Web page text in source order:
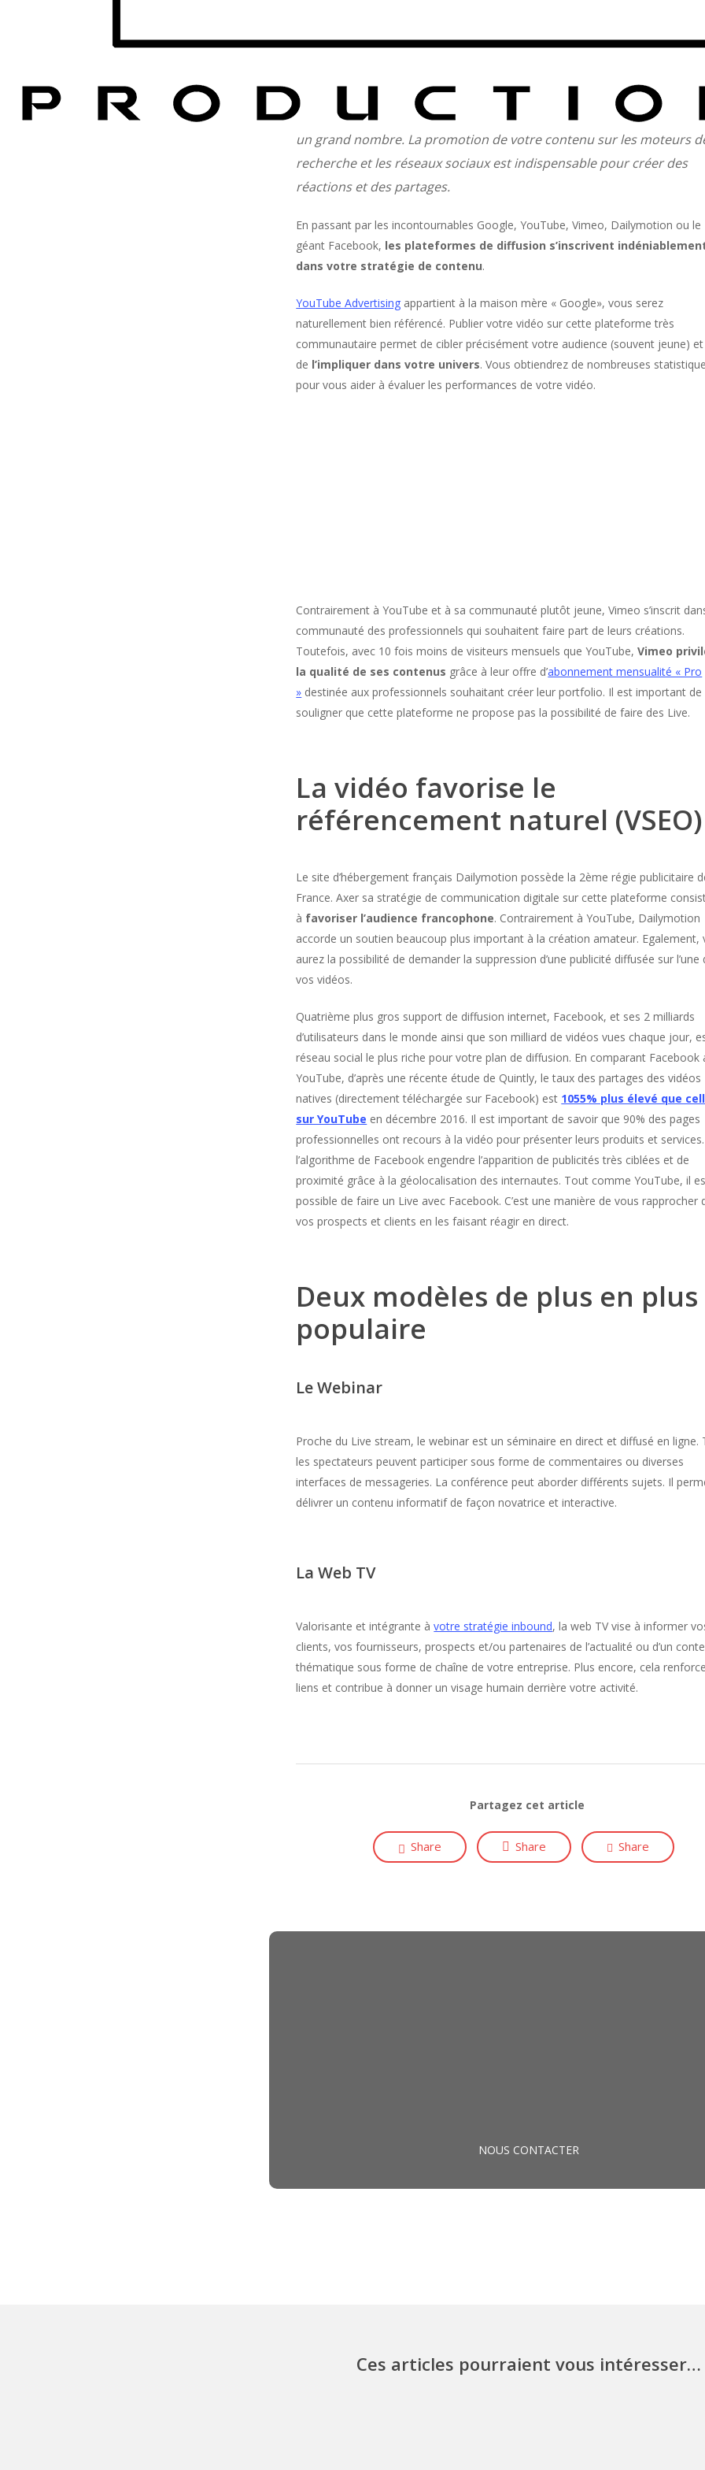
Pour que votre vidéo remplisse tous vos objectifs, elle doit être vue
un grand nombre. La promotion de votre contenu sur les moteurs
recherche et les réseaux sociaux est indispensable pour créer des
réactions et des partages.
En passant par les incontournables Google, YouTube, Vimeo, Dailymotion ou le
géant Facebook, les plateformes de diffusion s’inscrivent
dans votre stratégie de contenu.
YouTube Advertising appartient à la maison mère « Google», vous serez
naturellement bien référencé. Publier votre vidéo sur cette plateforme très
communautaire permet de cibler précisément votre audience (souvent jeune) et
de l’impliquer dans votre univers. Vous obtiendrez de nombreuses
pour vous aider à évaluer les performances de votre vidéo.
Contrairement à YouTube et à sa communauté plutôt jeune, Vimeo s’inscrit
communauté des professionnels qui souhaitent faire part de leurs créations.
Toutefois, avec 10 fois moins de visiteurs mensuels que YouTube,Vimeo
la qualité de ses contenus grâce à leur offre d’abonnement mensualité « Pro
» destinée aux professionnels souhaitant créer leur portfolio. Il est important de
souligner que cette plateforme ne propose pas la possibilité de faire des Live.
La vidéo favorise le
référencement naturel (VSEO)
Le site d’hébergement français Dailymotion possède la 2ème régie publicitaire
France. Axer sa stratégie de communication digitale sur cette plateforme
à favoriser l’audience francophone. Contrairement à YouTube, Dailymotion
accorde un soutien beaucoup plus important à la création amateur. Egalement,
aurez la possibilité de demander la suppression d’une publicité diffusée sur l’une
vos vidéos.
Quatrième plus gros support de diffusion internet, Facebook, et ses 2 milliards
d’utilisateurs dans le monde ainsi que son milliard de vidéos vues chaque jour,
réseau social le plus riche pour votre plan de diffusion. En comparant Facebook
YouTube, d’après une récente étude de Quintly, le taux des partages des vidéos
natives (directement téléchargée sur Facebook) est 1055% plus élevé que
sur YouTube en décembre 2016. Il est important de savoir que 90% des pages
professionnelles ont recours à la vidéo pour présenter leurs produits et services.
l’algorithme de Facebook engendre l’apparition de publicités très ciblées et de
proximité grâce à la géolocalisation des internautes. Tout comme YouTube, il
possible de faire un Live avec Facebook. C’est une manière de vous rapprocher
vos prospects et clients en les faisant réagir en direct.
Deux modèles de plus en plus
populaire
Le Webinar
Proche du Live stream, le webinar est un séminaire en direct et diffusé en ligne.
les spectateurs peuvent participer sous forme de commentaires ou diverses
interfaces de messageries. La conférence peut aborder différents sujets. Il
délivrer un contenu informatif de façon novatrice et interactive.
La Web TV
Valorisante et intégrante àvotre stratégie inbound, la web TV vise à informer
clients, vos fournisseurs, prospects et/ou partenaires de l’actualité ou d’un
thématique sous forme de chaîne de votre entreprise. Plus encore, cela
liens et contribue à donner un visage humain derrière votre activité.
Partagez cet article
Share Share Share
NOUS CONTACTER
Ces articles pourraient vous intéresser…